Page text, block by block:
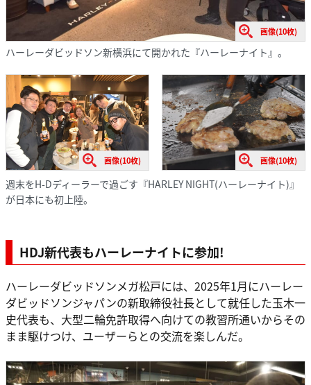
画像(10枚)
ハーレーダビッドソン新横浜にて開かれた『ハーレーナイト』。
画像(10枚) 画像(10枚)
週末をH-Dディーラーで過ごす『HARLEY NIGHT(ハーレーナイト)』
が日本にも初上陸。
HDJ新代表もハーレーナイトに参加!
ハーレーダビッドソンメガ松戸には、2025年1月にハーレー
ダビッドソンジャパンの新取締役社長として就任した玉木一
史代表も、大型二輪免許取得へ向けての教習所通いからその
まま駆けつけ、ユーザーらとの交流を楽しんだ。